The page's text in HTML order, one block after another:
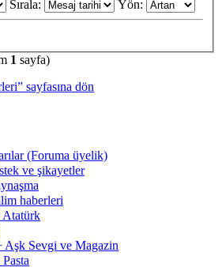
Sırala: Yön:
1 sayfa)
sayfasına dön
(Foruma üyelik)
ve şikayetler
haberleri
Sevgi ve Magazin